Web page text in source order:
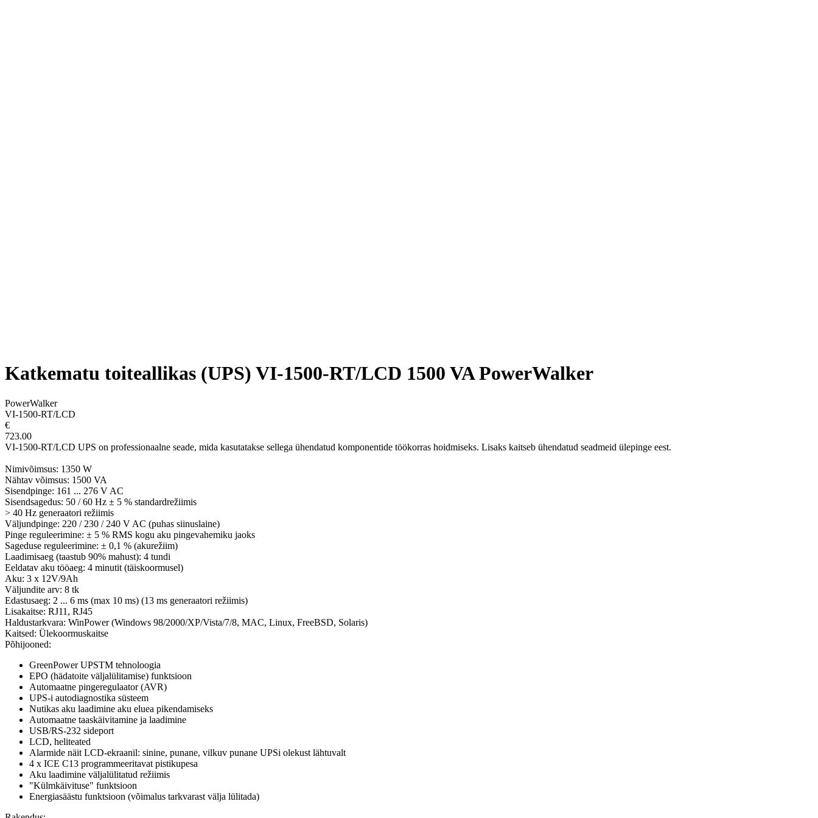
Katkematu toiteallikas (UPS) VI-1500-RT/LCD 1500 VA PowerWalker
PowerWalker
VI-1500-RT/LCD
€
723.00
VI-1500-RT/LCD UPS on professionaalne seade, mida kasutatakse sellega ühendatud komponentide töökorras hoidmiseks. Lisaks kaitseb ühendatud seadmeid ülepinge eest.
Nimivõimsus: 1350 W
Nähtav võimsus: 1500 VA
Sisendpinge: 161 ... 276 V AC
Sisendsagedus: 50 / 60 Hz ± 5 % standardrežiimis
> 40 Hz generaatori režiimis
Väljundpinge: 220 / 230 / 240 V AC (puhas siinuslaine)
Pinge reguleerimine: ± 5 % RMS kogu aku pingevahemiku jaoks
Sageduse reguleerimine: ± 0,1 % (akurežiim)
Laadimisaeg (taastub 90% mahust): 4 tundi
Eeldatav aku tööaeg: 4 minutit (täiskoormusel)
Aku: 3 x 12V/9Ah
Väljundite arv: 8 tk
Edastusaeg: 2 ... 6 ms (max 10 ms) (13 ms generaatori režiimis)
Lisakaitse: RJ11, RJ45
Haldustarkvara: WinPower (Windows 98/2000/XP/Vista/7/8, MAC, Linux, FreeBSD, Solaris)
Kaitsed: Ülekoormuskaitse
Põhijooned:
GreenPower UPSTM tehnoloogia
EPO (hädatoite väljalülitamise) funktsioon
Automaatne pingeregulaator (AVR)
UPS-i autodiagnostika süsteem
Nutikas aku laadimine aku eluea pikendamiseks
Automaatne taaskäivitamine ja laadimine
USB/RS-232 sideport
LCD, heliteated
Alarmide näit LCD-ekraanil: sinine, punane, vilkuv punane UPSi olekust lähtuvalt
4 x ICE C13 programmeeritavat pistikupesa
Aku laadimine väljalülitatud režiimis
"Külmkäivituse" funktsioon
Energiasäästu funktsioon (võimalus tarkvarast välja lülitada)